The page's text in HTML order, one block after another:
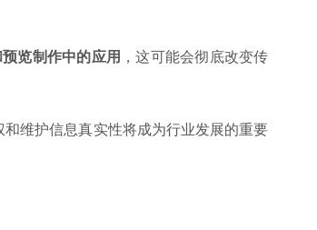
览制作中的应用 ，这可能会彻底改变传
维护信息真实性将成为行业发展的重要